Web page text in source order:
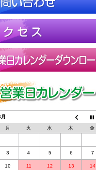
月 火 水 木 金
3 4 5 6 7
10 11 12 13 14